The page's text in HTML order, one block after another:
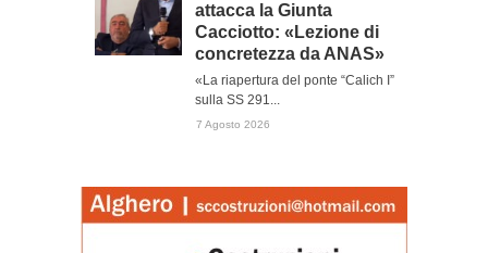
attacca la Giunta
Cacciotto: «Lezione di
concretezza da ANAS»
«La riapertura del ponte “Calich I”
sulla SS 291...
7 Agosto 2026